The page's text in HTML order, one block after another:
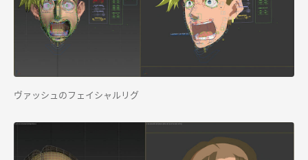
ヴァッシュのフェイシャルリグ